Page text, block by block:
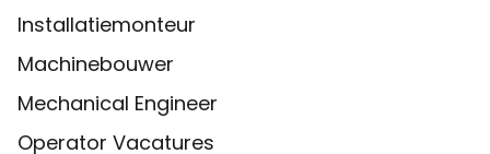
Installatiemonteur
Machinebouwer
Mechanical Engineer
Operator Vacatures